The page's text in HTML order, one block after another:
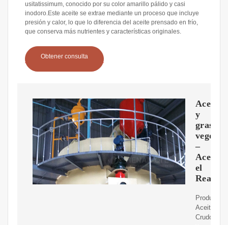
usitatissimum, conocido por su color amarillo pálido y casi
inodoro.Este aceite se extrae mediante un proceso que incluye
presión y calor, lo que lo diferencia del aceite prensado en frío,
que conserva más nutrientes y características originales.
Obtener consulta
Aceites
y
grasas
–
el
Real
Aceite
Crudo